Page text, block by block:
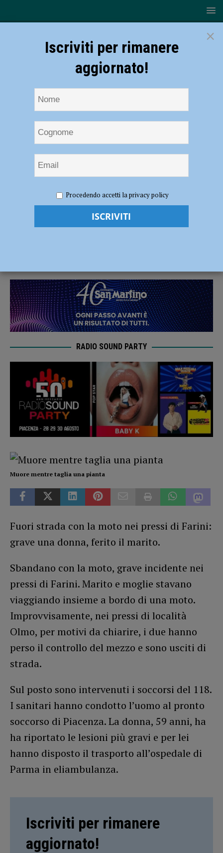
con la moto nei pressi di Farini: grave una donna, ferito il marito
Fuori strada con la moto nei pressi di
RADIO SOUND PARTY
Muore mentre taglia una pianta
Fuori strada con la moto nei pressi di Farini:
grave una donna, ferito il marito.
Sbandano con la moto, grave incidente nei
pressi di Farini. Marito e moglie stavano
viaggiando insieme a bordo di una moto.
Improvvisamente, nei pressi di località
Olmo, per motivi da chiarire, i due hanno
perso il controllo del mezzo e sono usciti di
strada.
Sul posto sono intervenuti i soccorsi del 118.
I sanitari hanno condotto l’uomo al pronto
soccorso di Piacenza. La donna, 59 anni, ha
ha riportato le lesioni più gravi e per lei
hanno disposto il trasporto all’ospedale di
Parma in eliambulanza.
Iscriviti per rimanere
aggiornato!
×
Iscriviti per rimanere
aggiornato!
Procedendo accetti la privacy policy